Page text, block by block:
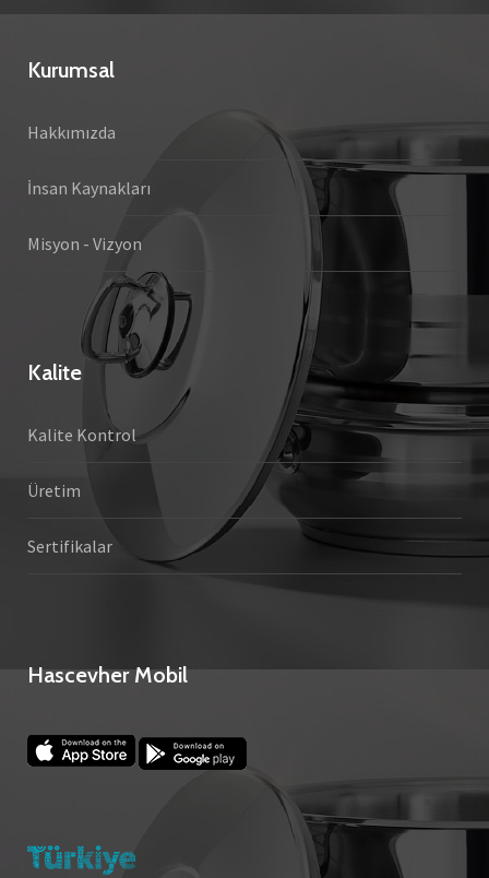
Kurumsal
Hakkımızda
İnsan Kaynakları
Misyon - Vizyon
Kalite
Kalite Kontrol
Üretim
Sertifikalar
Hascevher Mobil